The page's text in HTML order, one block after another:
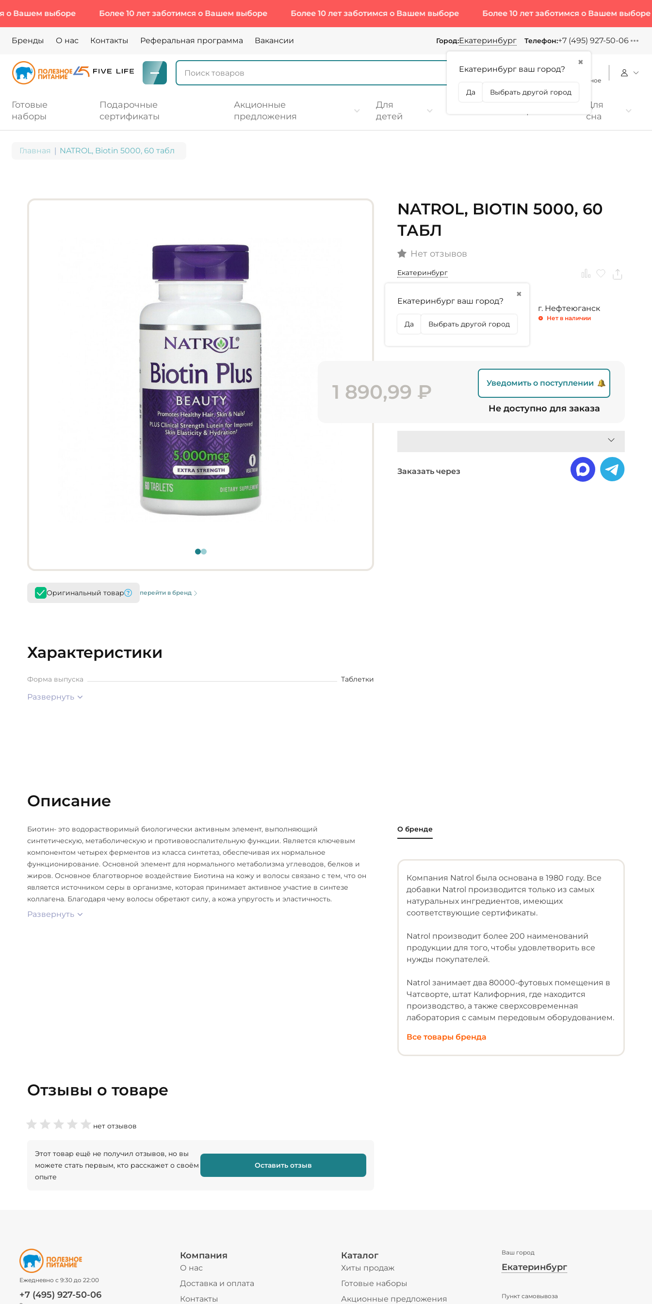
выборе Более 10 лет заботимся о Вашем выборе Более 10 лет заботимся о Вашем выборе Более 10 лет заботимся о Вашем выборе
Бренды О нас Контакты Реферальная программа Вакансии Город:Екатеринбург
✖
Екатеринбург ваш город?
Да Выбрать другой город
Телефон:+7 (495) 927-50-06
Избранное
Готовые
наборы
Подарочные
сертификаты
Акционные
предложения
Для
детей
Для
сна
Главная NATROL, Biotin 5000, 60 табл
Оригинальный товар перейти в бренд
NATROL, BIOTIN 5000, 60
ТАБЛ
Нет отзывов
Екатеринбург
✖
Екатеринбург ваш город?
Да Выбрать другой город
г. Екатеринбург г. Тюмень г. Нефтеюганск
Нет в наличии
1 890,99 ₽ Уведомить о поступлении
Не доступно для заказа
Заказать через
Характеристики
Форма выпуска Таблетки
Развернуть
Описание
Биотин- это водорастворимый биологически активным элемент, выполняющий
синтетическую, метаболическую и противовоспалительную функции. Является ключевым
компонентом четырех ферментов из класса синтетаз, обеспечивая их нормальное
функционирование. Основной элемент для нормального метаболизма углеводов, белков и
жиров. Основное благотворное воздействие Биотина на кожу и волосы связано с тем, что он
является источником серы в организме, которая принимает активное участие в синтезе
коллагена. Благодаря чему волосы обретают силу, а кожа упругость и эластичность.
Развернуть
О бренде
Компания Natrol была основана в 1980 году. Все
добавки Natrol производится только из самых
натуральных ингредиентов, имеющих
соответствующие сертификаты.
Natrol производит более 200 наименований
продукции для того, чтобы удовлетворить все
нужды покупателей.
Natrol занимает два 80000-футовых помещения в
Чатсворте, штат Калифорния, где находится
производство, а также сверхсовременная
лаборатория с самым передовым оборудованием.
Все товары бренда
Отзывы о товаре
нет отзывов
Этот товар ещё не получил отзывов, но вы
можете стать первым, кто расскажет о своём
опыте
Оставить отзыв
Ежедневно с 9:30 до 22:00
+7 (495) 927-50-06
Компания
О нас
Доставка и оплата
Контакты
Каталог
Хиты продаж
Готовые наборы
Акционные предложения
Ваш город
Екатеринбург
Екатеринбург ваш город?
Пункт самовывоза